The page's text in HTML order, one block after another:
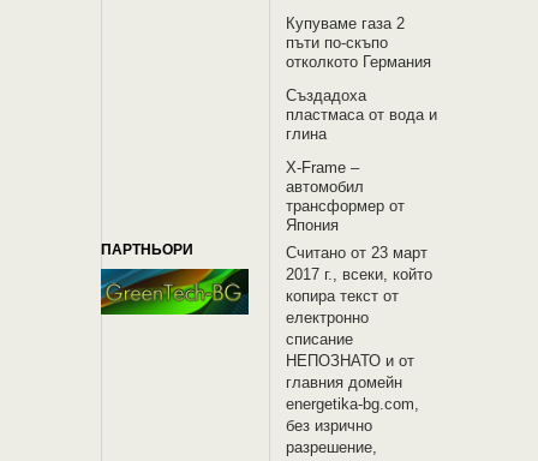
Купуваме газа 2
пъти по-скъпо
отколкото Германия
Създадоха
пластмаса от вода и
глина
X-Frame –
автомобил
трансформер от
Япония
ПАРТНЬОРИ
Считано от 23 март
2017 г., всеки, който
копира текст от
електронно
списание
НЕПОЗНАТО и oт
главния домейн
energetika-bg.com,
без изрично
разрешение,